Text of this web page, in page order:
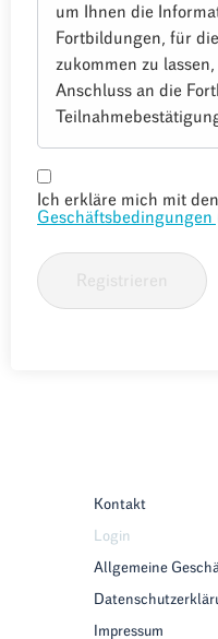
um Ihnen die
Fortbildungen, für
zukommen zu
Anschluss an die
Ich erkläre mich mit den
Registrieren
Kontakt
Login
Allgemeine
Impressum